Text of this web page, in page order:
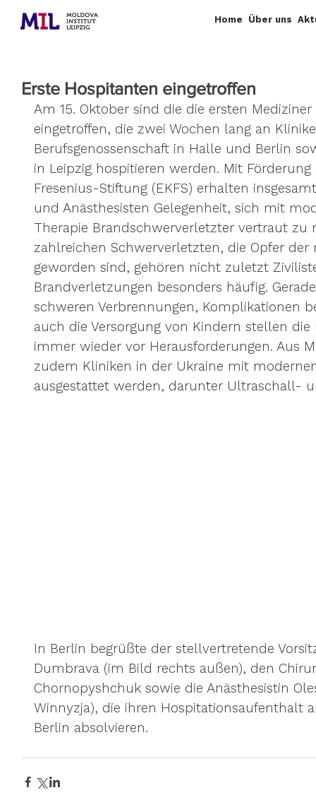
Home Über uns
Erste Hospitanten eingetroffen
Am 15. Oktober sind die die ersten
eingetroffen, die zwei Wochen lang an
Berufsgenossenschaft in Halle und Berlin
in Leipzig hospitieren werden. Mit
Fresenius-Stiftung (EKFS) erhalten
und Anästhesisten Gelegenheit, sich mit
Therapie Brandschwerverletzter vertraut
zahlreichen Schwerverletzten, die Opfer
geworden sind, gehören nicht zuletzt
Brandverletzungen besonders häufig.
schweren Verbrennungen, Komplikationen
auch die Versorgung von Kindern stellen
immer wieder vor Herausforderungen. Aus
zudem Kliniken in der Ukraine mit
ausgestattet werden, darunter Ultraschall-
In Berlin begrüßte der stellvertretende
Dumbrava (im Bild rechts außen), den
Chornopyshchuk sowie die Anästhesistin
Winnyzja), die ihren Hospitationsaufenthalt
Berlin absolvieren.